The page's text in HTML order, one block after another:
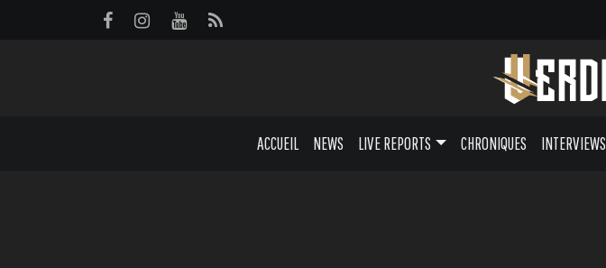
ACCUEIL NEWS LIVE REPORTS CHRONIQUES INTERVIEWS
Panneau de gestion des cookies